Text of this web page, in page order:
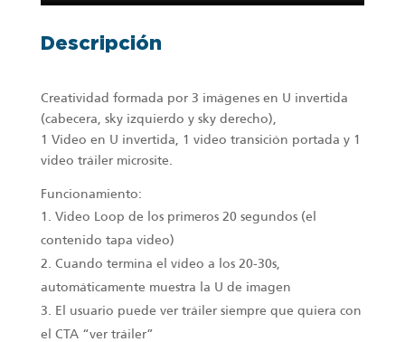
Descripción
Creatividad formada por 3 imágenes en U invertida
(cabecera, sky izquierdo y sky derecho),
1 Video en U invertida, 1 video transición portada y 1
video tráiler microsite.
Funcionamiento:
Video Loop de los primeros 20 segundos (el
contenido tapa video)
Cuando termina el vídeo a los 20-30s,
automáticamente muestra la U de imagen
El usuario puede ver tráiler siempre que quiera con
el CTA “ver tráiler”